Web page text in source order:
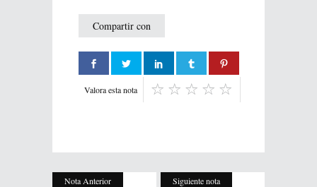
Compartir con
Valora esta nota
Nota Anterior Siguiente nota